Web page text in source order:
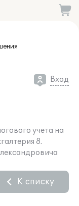
Вход
учета на
8.
К списку